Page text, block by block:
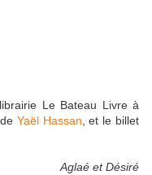
Le Bateau Livre à
Yaël Hassan , et le billet
Aglaé et Désiré